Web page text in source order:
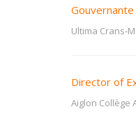
Gouvernante
Ultima Crans-
Director of
Aiglon Collège